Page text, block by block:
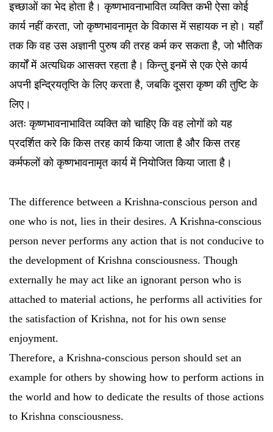
इच्छाओं का भेद होता है। कृष्णभावनाभावित व्यक्ति कभी ऐसा कोई
कार्य नहीं करता, जो कृष्णभावनामृत के विकास में सहायक न हो। यहाँ
तक कि वह उस अज्ञानी पुरुष की तरह कर्म कर सकता है, जो भौतिक
कार्यों में अत्यधिक आसक्त रहता है। किन्तु इनमें से एक ऐसे कार्य
अपनी इन्द्रियतृप्ति के लिए करता है, जबकि दूसरा कृष्ण की तुष्टि के
लिए।
अतः कृष्णभावनाभावित व्यक्ति को चाहिए कि वह लोगों को यह
प्रदर्शित करे कि किस तरह कार्य किया जाता है और किस तरह
कर्मफलों को कृष्णभावनामृत कार्य में नियोजित किया जाता है।
The difference between a Krishna-conscious person and
one who is not, lies in their desires. A Krishna-conscious
person never performs any action that is not conducive to
the development of Krishna consciousness. Though
externally he may act like an ignorant person who is
attached to material actions, he performs all activities for
the satisfaction of Krishna, not for his own sense
enjoyment.
Therefore, a Krishna-conscious person should set an
example for others by showing how to perform actions in
the world and how to dedicate the results of those actions
to Krishna consciousness.